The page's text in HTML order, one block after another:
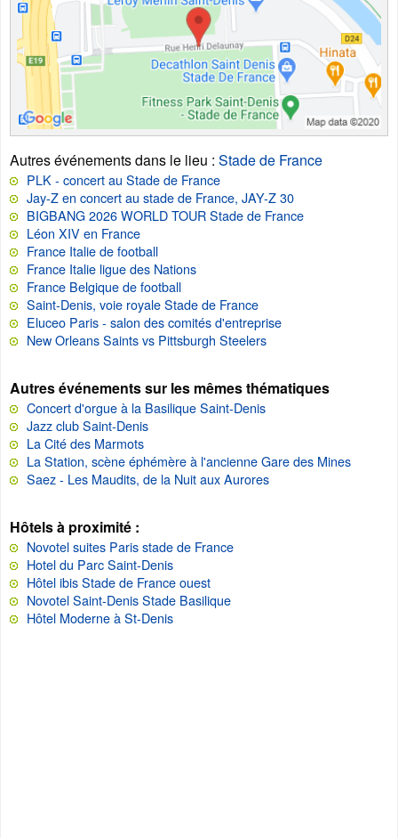
Autres événements dans le lieu : Stade de France
PLK - concert au Stade de France
Jay-Z en concert au stade de France, JAY-Z 30
BIGBANG 2026 WORLD TOUR Stade de France
Léon XIV en France
France Italie de football
France Italie ligue des Nations
France Belgique de football
Saint-Denis, voie royale Stade de France
Eluceo Paris - salon des comités d'entreprise
New Orleans Saints vs Pittsburgh Steelers
Autres événements sur les mêmes thématiques
Concert d'orgue à la Basilique Saint-Denis
Jazz club Saint-Denis
La Cité des Marmots
La Station, scène éphémère à l'ancienne Gare des Mines
Saez - Les Maudits, de la Nuit aux Aurores
Hôtels à proximité :
Novotel suites Paris stade de France
Hotel du Parc Saint-Denis
Hôtel ibis Stade de France ouest
Novotel Saint-Denis Stade Basilique
Hôtel Moderne à St-Denis